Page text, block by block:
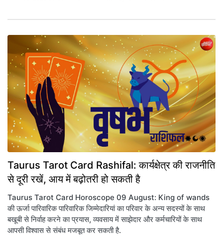
Taurus Tarot Card Rashifal: कार्यक्षेत्र की राजनीति
से दूरी रखें, आय में बढ़ोतरी हो सकती है
Taurus Tarot Card Horoscope 09 August: King of wands
की ऊर्जा पारिवारिक पारिवारिक जिम्मेदारियां का परिवार के अन्य सदस्यों के साथ
बखूबी से निर्वाह करने का प्रयास, व्यवसाय में साझेदार और कर्मचारियों के साथ
आपसी विश्वास से संबंध मजबूत कर सकती है.